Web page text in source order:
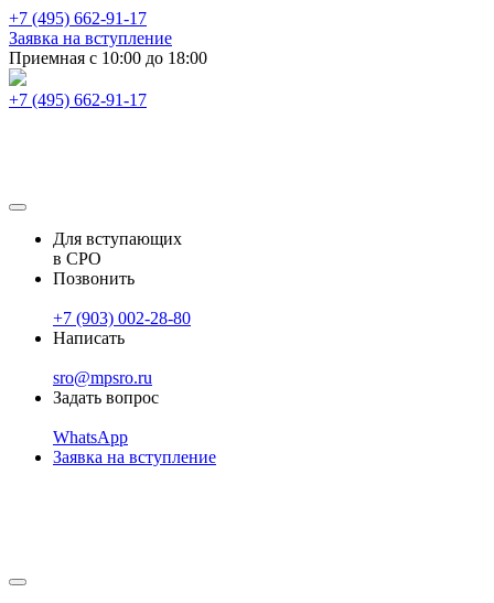
+7 (495) 662-91-17
Заявка на вступление
Приемная с 10:00 до 18:00
+7 (495) 662-91-17
Для вступающих
в СРО
Позвонить
+7 (903) 002-28-80
Написать
sro@mpsro.ru
Задать вопрос
WhatsApp
Заявка на вступление